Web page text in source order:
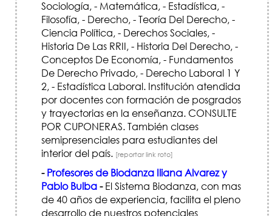
Sociología, - Matemática, - Estadística, -
Filosofía, - Derecho, - Teoría Del Derecho, -
Ciencia Política, - Derechos Sociales, -
Historia De Las RRII, - Historia Del Derecho, -
Conceptos De Economía, - Fundamentos
De Derecho Privado, - Derecho Laboral 1 Y
2, - Estadística Laboral. Institución atendida
por docentes con formación de posgrados
y trayectorias en la enseñanza. CONSULTE
POR CUPONERAS. También clases
semipresenciales para estudiantes del
interior del país. [reportar link roto]
- Profesores de Biodanza Iliana Alvarez y
Pablo Bulba-El Sistema Biodanza, con mas
de 40 años de experiencia, facilita el pleno
desarrollo de nuestros potenciales